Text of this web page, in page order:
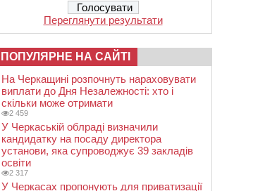
Переглянути результати
ПОПУЛЯРНЕ НА САЙТІ
На Черкащині розпочнуть нараховувати
виплати до Дня Незалежності: хто і
скільки може отримати
2 459
У Черкаській облраді визначили
кандидатку на посаду директора
установи, яка супроводжує 39 закладів
освіти
2 317
У Черкасах пропонують для приватизації